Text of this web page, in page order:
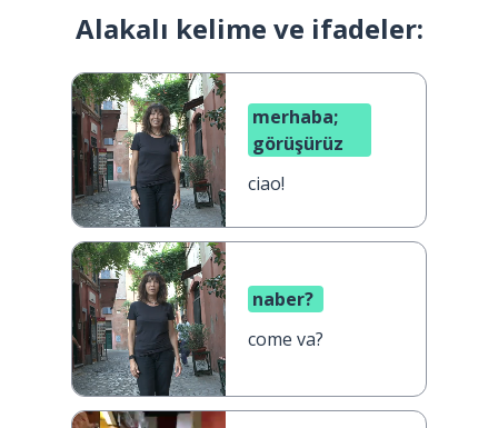
Alakalı kelime ve ifadeler:
merhaba;
görüşürüz
ciao!
naber?
come va?